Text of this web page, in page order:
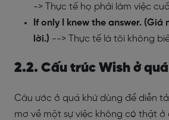
-> Thực tế họ phải làm việc
If only I knew the answer.
lời.) --> Thực tế là tôi không
2.2. Cấu trúc Wish ở
Câu ước ở quá khứ dùng để diễn
mơ về một sự việc không có thật